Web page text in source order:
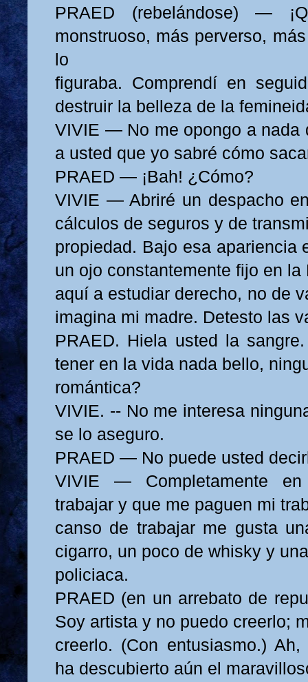
PRAED (rebelándose) —
monstruoso, más perverso,
lo
figuraba. Comprendí en
destruir la belleza de la
VIVIE — No me opongo a nada
a usted que yo sabré cómo
PRAED — ¡Bah! ¿Cómo?
VIVIE — Abriré un despacho
cálculos de seguros y de
propiedad. Bajo esa apariencia
un ojo constantemente fijo en la
aquí a estudiar derecho, no de
imagina mi madre. Detesto las
PRAED. Hiela usted la
tener en la vida nada bello,
romántica?
VIVIE. -- No me interesa
se lo aseguro.
PRAED — No puede usted
VIVIE — Completamente
trabajar y que me paguen mi
canso de trabajar me gusta
cigarro, un poco de whisky y
policiaca.
PRAED (en un arrebato de
Soy artista y no puedo creerlo;
creerlo. (Con entusiasmo.)
ha descubierto aún el